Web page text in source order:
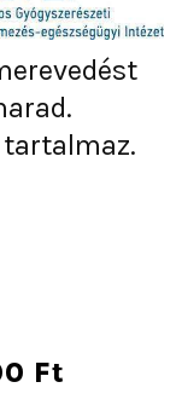
tartalmaz.
Ft